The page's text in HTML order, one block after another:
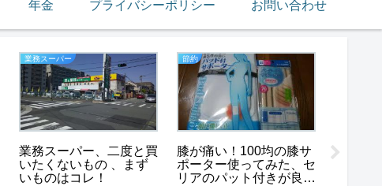
年金 プライバシーポリシー お問い合わせ
業務スーパー
業務スーパー、二度と買
いたくないもの 、まず
いものはコレ！
節約
膝が痛い！100均の膝サ
ポーター使ってみた、セ
リアのパット付きが良
未亡人
奇跡の